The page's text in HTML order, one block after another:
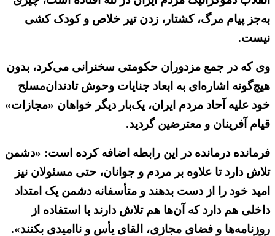
به‌جز پیام مرگ، کشتار، زدن تیر خلاص و کودک کشی
نیست.
وی که در جمع مزدوران حکومتی سخنرانی می‌کرد، بدون
هیچ‌گونه اشاره‌ای به ابعاد جنایات وحوش تادندان‌مسلح
خود علیه آحاد مردم ایران، یک‌بار دیگر خواهان «مجازات»
قیام آفرینان و معترضین گردید.
فرمانده درمانده در این رابطه اضافه کرده است: «دشمن
تلاش دارد تا علاوه بر مردم و جوانان، حتی مسئولان نیز
امید خود را از دست بدهند و متأسفانه دشمن یک امتداد
داخلی هم دارد که آن‌ها هم تلاش دارند با استفاده از
روزنامه‌ها و فضای مجازی، القای یأس و ناامیدی بکنند».